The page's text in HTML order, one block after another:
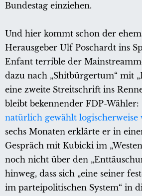
Bundestag einziehen.
Und hier kommt schon der
Herausgeber Ulf Poschardt ins
Enfant terrible der
dazu nach „Shitbürgertum“ mit
eine zweite Streitschrift ins
bleibt bekennender FDP-Wähler:
natürlich gewählt logischerweise
sechs Monaten erklärte er in
Gespräch mit Kubicki im
noch nicht über den
hinweg, dass sich „eine seiner
im parteipolitischen System“ in